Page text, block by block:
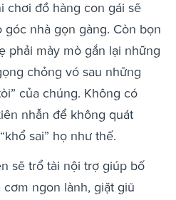
chơi đồ hàng con gái sẽ
nhà gọn gàng. Còn bọn
phải mày mò gắn lại những
chỏng vó sau những
của chúng. Không có
nhẫn để không quát
sai” họ như thế.
sẽ trổ tài nội trợ giúp bố
ngon lành, giặt giũ